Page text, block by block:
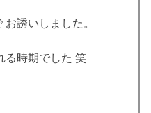
誘いしました。
る時期でした 笑